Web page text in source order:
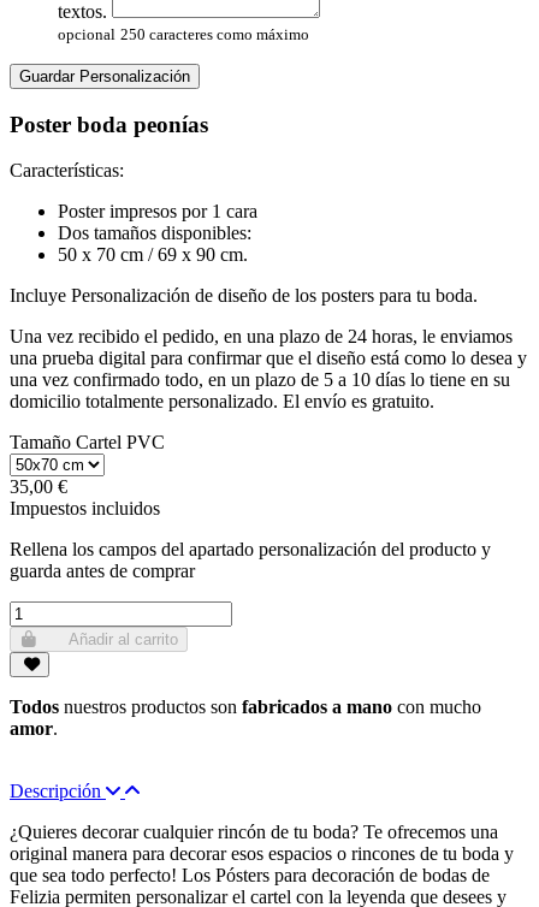
textos.
opcional 250 caracteres como máximo
Guardar Personalización
Poster boda peonías
Características:
Poster impresos por 1 cara
Dos tamaños disponibles:
50 x 70 cm / 69 x 90 cm.
Incluye Personalización de diseño de los posters para tu boda.
Una vez recibido el pedido, en una plazo de 24 horas, le enviamos
una prueba digital para confirmar que el diseño está como lo desea y
una vez confirmado todo, en un plazo de 5 a 10 días lo tiene en su
domicilio totalmente personalizado. El envío es gratuito.
Tamaño Cartel PVC
35,00 €
Impuestos incluidos
Rellena los campos del apartado personalización del producto y
guarda antes de comprar
Añadir al carrito
Todos nuestros productos son fabricados a mano con mucho
amor.
Descripción
¿Quieres decorar cualquier rincón de tu boda? Te ofrecemos una
original manera para decorar esos espacios o rincones de tu boda y
que sea todo perfecto! Los Pósters para decoración de bodas de
Felizia permiten personalizar el cartel con la leyenda que desees y